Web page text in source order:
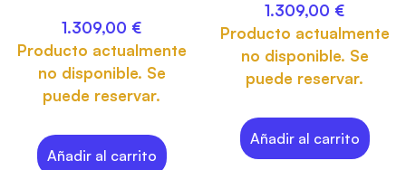
1.309,00 €
Producto actualmente
no disponible. Se
puede reservar.
Añadir al carrito
1.309,00 €
Producto actualmente
no disponible. Se
puede reservar.
Añadir al carrito